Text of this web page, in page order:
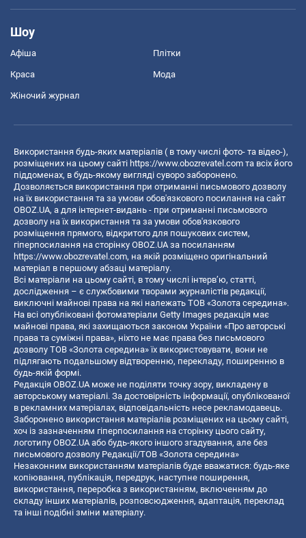
Шоу
Афіша Плітки
Краса Мода
Жіночий журнал
Використання будь-яких матеріалів ( в тому числі фото- та відео-),
розміщених на цьому сайті https://www.obozrevatel.com та всіх його
піддоменах, в будь-якому вигляді суворо заборонено.
Дозволяється використання при отриманні письмового дозволу
на їх використання та за умови обов'язкового посилання на сайт
OBOZ.UA, а для інтернет-видань - при отриманні письмового
дозволу на їх використання та за умови обов'язкового
розміщення прямого, відкритого для пошукових систем,
гіперпосилання на сторінку OBOZ.UA за посиланням
https://www.obozrevatel.com, на якій розміщено оригінальний
матеріал в першому абзаці матеріалу.
Всі матеріали на цьому сайті, в тому числі інтерв’ю, статті,
дослідження – є службовими творами журналістів редакції,
виключні майнові права на які належать ТОВ «Золота середина».
На всі опубліковані фотоматеріали Getty Images редакція має
майнові права, які захищаються законом України «Про авторські
права та суміжні права», ніхто не має права без письмового
дозволу ТОВ «Золота середина» їх використовувати, вони не
підлягають подальшому відтворенню, перекладу, поширенню в
будь-якій формі.
Редакція OBOZ.UA може не поділяти точку зору, викладену в
авторському матеріалі. За достовірність інформації, опублікованої
в рекламних матеріалах, відповідальність несе рекламодавець.
Заборонено використання матеріалів розміщених на цьому сайті,
хоч із зазначенням гіперпосилання на сторінку цього сайту,
логотипу OBOZ.UA або будь-якого іншого згадування, але без
письмового дозволу Редакції/ТОВ «Золота середина»
Незаконним використанням матеріалів буде вважатися: будь-яке
копiювання, публiкацiя, передрук, наступне поширення,
використання, переробка з використанням, включенням до
складу інших матеріалів, розповсюдження, адаптація, переклад
та інші подібні зміни матеріалу.